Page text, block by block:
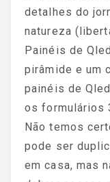
detalhes do
natureza
Painéis de
pirâmide e um
painéis de
os formulários
Não temos
pode ser
em casa, mas